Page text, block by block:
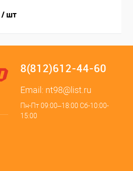
/ шт
8(812)612-44-60
Email: nt98@list.ru
Пн-Пт 09:00–18:00 Сб-10:00-
15:00